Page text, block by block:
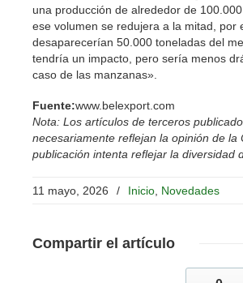
una producción de alrededor de
ese volumen se redujera a la mitad, por
desaparecerían 50.000 toneladas del
tendría un impacto, pero sería menos
caso de las manzanas».
Fuente:www.belexport.com
Nota: Los artículos de terceros
necesariamente reflejan la opinión de la
publicación intenta reflejar la diversidad
11 mayo, 2026 / Inicio Novedades
Compartir el artículo